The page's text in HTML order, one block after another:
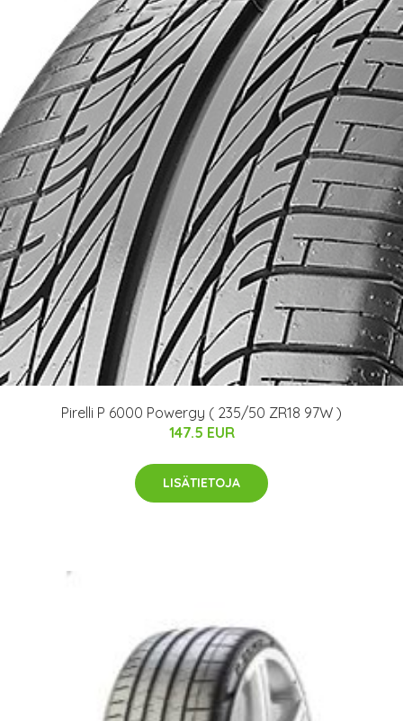
Pirelli P 6000 Powergy ( 235/50 ZR18 97W )
147.5 EUR
LISÄTIETOJA